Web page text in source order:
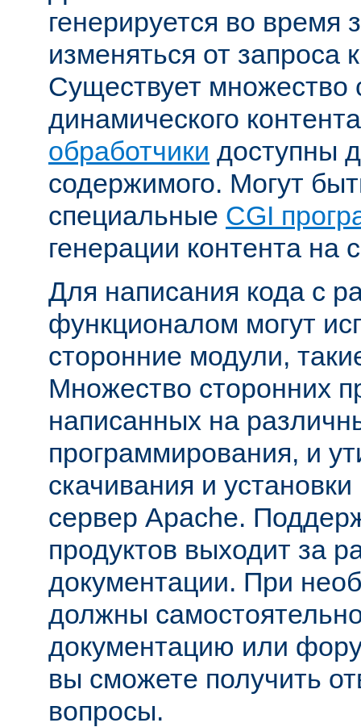
генерируется во время
изменяться от запроса
Существует множество
динамического
обработчики доступны
содержимого. Могут
специальные CGI
генерации контента на
Для написания кода с
функционалом могут
сторонние модули,
Множество сторонних
написанных на
программирования, и
скачивания и
сервер Apache.
продуктов выходит за
документации. При
должны
документацию или
вы сможете получить
вопросы.